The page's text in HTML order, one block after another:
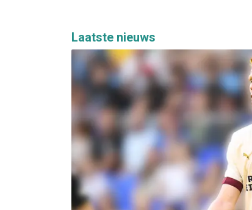
Laatste nieuws